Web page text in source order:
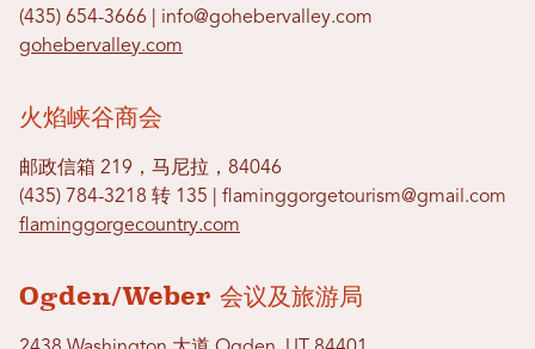
(435) 654-3666 | info@gohebervalley.com
gohebervalley.com
火焰峡谷商会
邮政信箱 219，马尼拉，84046
(435) 784-3218 转 135 | flaminggorgetourism@gmail.com
flaminggorgecountry.com
Ogden/Weber 会议及旅游局